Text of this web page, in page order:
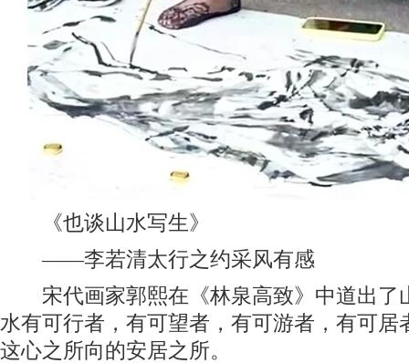
《也谈山水写生》
——李若清太行之约采风有感
宋代画家郭熙在《林泉高致》中道出了
水有可行者，有可望者，有可游者，有可居
这心之所向的安居之所。